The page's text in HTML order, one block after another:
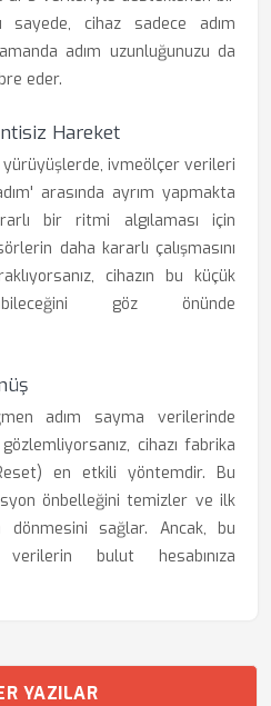
cihaz sadece adım
adım uzunluğunuzu da
eder.
Hareket
yürüyüşlerde, ivmeölçer verileri
arasında ayrım yapmakta
bir ritmi algılaması için
daha kararlı çalışmasını
cihazın bu küçük
göz önünde
adım sayma verilerinde
cihazı fabrika
en etkili yöntemdir. Bu
önbelleğini temizler ve ilk
dönmesini sağlar. Ancak, bu
bulut hesabınıza
YAZILAR